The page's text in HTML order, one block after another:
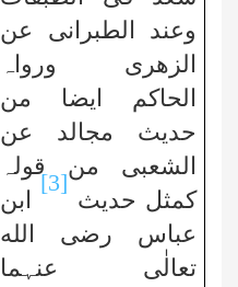
وعند الطبرانی عن
الزھری ورواہ
الحاکم ایضا من
حدیث مجالد عن
الشعبی من قولہ
کمثل حدیث
[3]
ابن
عباس رضی الله
تعالٰی عنہما